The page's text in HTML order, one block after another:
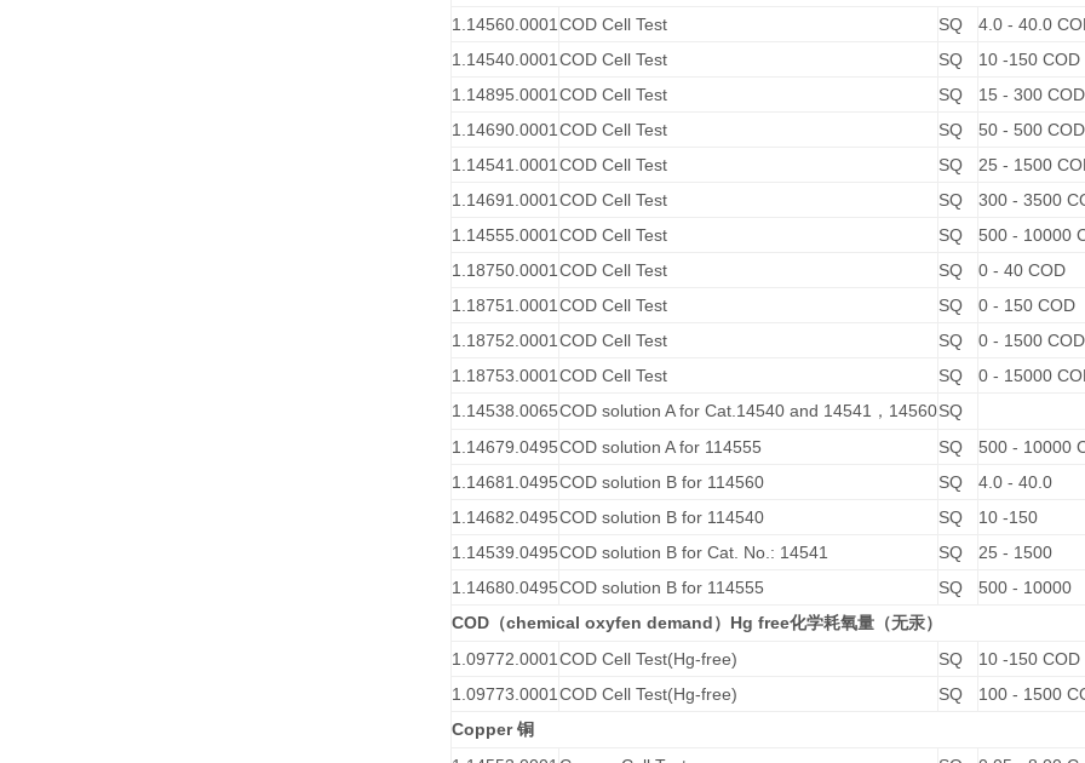
1.14560.0001 COD Cell Test SQ
4.0 - 40.0
1.14540.0001 COD Cell Test SQ
10 -150 COD
1.14895.0001 COD Cell Test SQ
15 - 300 COD
1.14690.0001 COD Cell Test SQ
50 - 500 COD
1.14541.0001 COD Cell Test SQ
25 - 1500
1.14691.0001 COD Cell Test SQ
300 - 3500
1.14555.0001 COD Cell Test SQ
500 - 10000
1.18750.0001 COD Cell Test SQ
0 - 40 COD
1.18751.0001 COD Cell Test SQ
0 - 150 COD
1.18752.0001 COD Cell Test SQ
0 - 1500 COD
1.18753.0001 COD Cell Test SQ
0 - 15000
1.14538.0065COD solution A for Cat.14540 and 14541 ， 14560SQ
1.14679.0495COD solution A for 114555 SQ
500 - 10000
1.14681.0495COD solution B for 114560 SQ
4.0 - 40.0
1.14682.0495COD solution B for 114540 SQ
10 -150
1.14539.0495COD solution B for Cat. No.: 14541 SQ
25 - 1500
1.14680.0495COD solution B for 114555 SQ
500 - 10000
COD （chemical oxyfen demand ） Hg free化学耗氧量（无汞）
1.09772.0001 COD Cell Test(Hg-free) SQ
10 -150 COD
1.09773.0001 COD Cell Test(Hg-free) SQ
100 - 1500
Copper 铜